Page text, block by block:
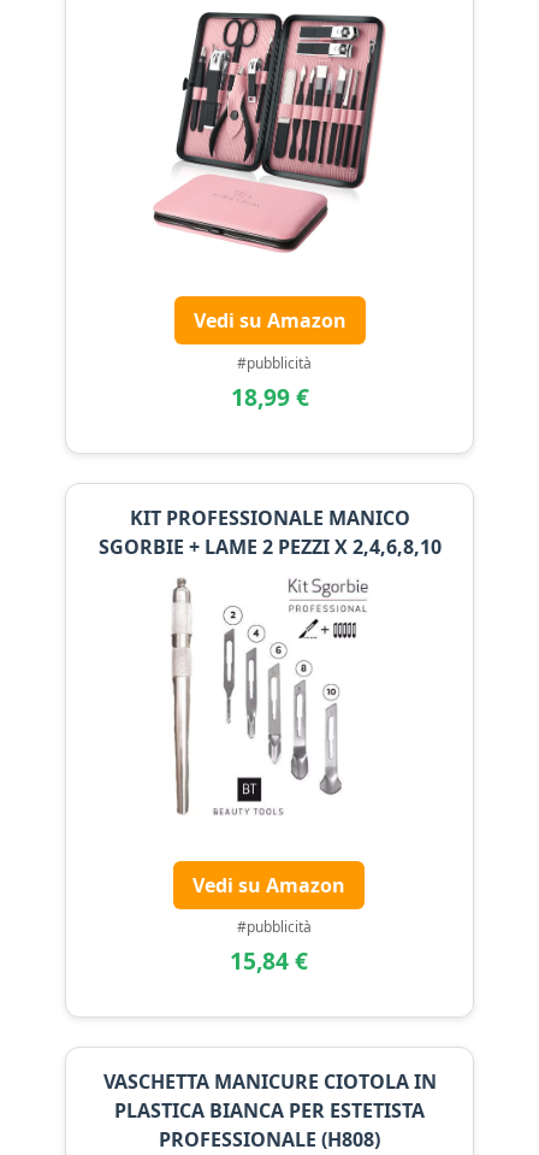
Vedi su Amazon
#pubblicità
18,99 €
KIT PROFESSIONALE MANICO
SGORBIE + LAME 2 PEZZI X 2,4,6,8,10
Vedi su Amazon
#pubblicità
15,84 €
VASCHETTA MANICURE CIOTOLA IN
PLASTICA BIANCA PER ESTETISTA
PROFESSIONALE (H808)